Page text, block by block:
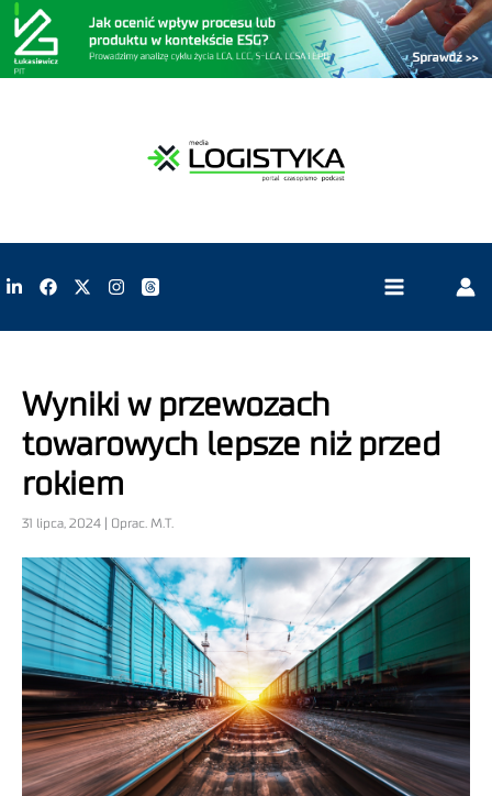
Wyniki w przewozach
towarowych lepsze niż przed
rokiem
31 lipca, 2024 | Oprac. M.T.